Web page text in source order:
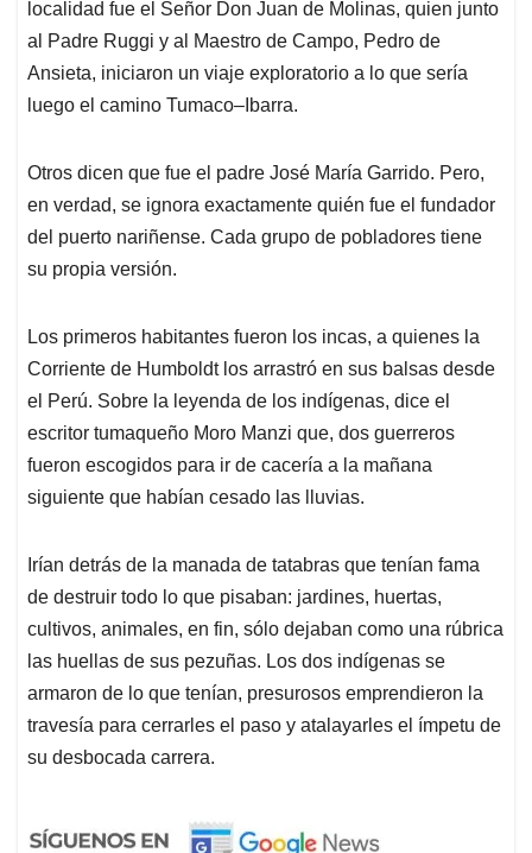
localidad fue el Señor Don Juan de Molinas, quien junto
al Padre Ruggi y al Maestro de Campo, Pedro de
Ansieta, iniciaron un viaje exploratorio a lo que sería
luego el camino Tumaco–Ibarra.
Otros dicen que fue el padre José María Garrido. Pero,
en verdad, se ignora exactamente quién fue el fundador
del puerto nariñense. Cada grupo de pobladores tiene
su propia versión.
Los primeros habitantes fueron los incas, a quienes la
Corriente de Humboldt los arrastró en sus balsas desde
el Perú. Sobre la leyenda de los indígenas, dice el
escritor tumaqueño Moro Manzi que, dos guerreros
fueron escogidos para ir de cacería a la mañana
siguiente que habían cesado las lluvias.
Irían detrás de la manada de tatabras que tenían fama
de destruir todo lo que pisaban: jardines, huertas,
cultivos, animales, en fin, sólo dejaban como una rúbrica
las huellas de sus pezuñas. Los dos indígenas se
armaron de lo que tenían, presurosos emprendieron la
travesía para cerrarles el paso y atalayarles el ímpetu de
su desbocada carrera.